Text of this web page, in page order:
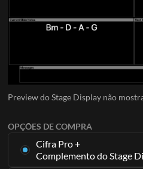
OPÇÕES DE COMPRA
Cifra Pro +
Complemento do Stage
Preview do Stage Display não